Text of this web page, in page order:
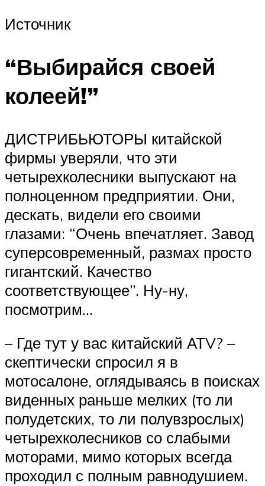
Источник
“Выбирайся своей
колеей!”
ДИСТРИБЬЮТОРЫ китайской
фирмы уверяли, что эти
четырехколесники выпускают на
полноценном предприятии. Они,
дескать, видели его своими
глазами: “Очень впечатляет. Завод
суперсовременный, размах просто
гигантский. Качество
соответствующее”. Ну-ну,
посмотрим…
– Где тут у вас китайский АТV? –
скептически спросил я в
мотосалоне, оглядываясь в поисках
виденных раньше мелких (то ли
полудетских, то ли полувзрослых)
четырехколесников со слабыми
моторами, мимо которых всегда
проходил с полным равнодушием.